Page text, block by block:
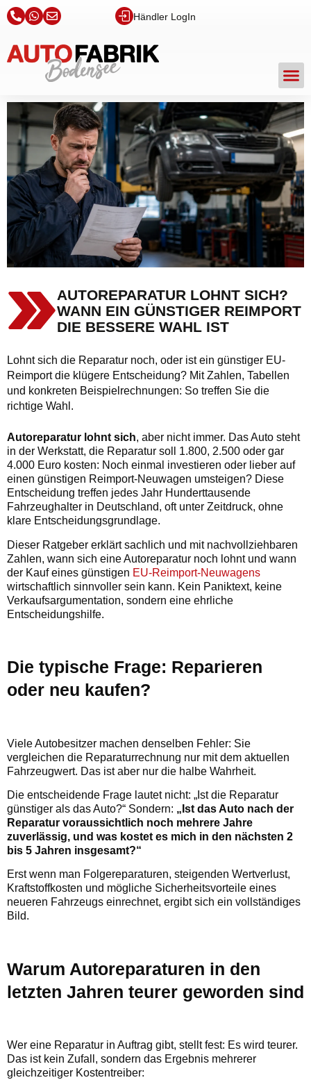
Händler LogIn
AUTOREPARATUR LOHNT SICH?
WANN EIN GÜNSTIGER REIMPORT
DIE BESSERE WAHL IST
Lohnt sich die Reparatur noch, oder ist ein günstiger EU-
Reimport die klügere Entscheidung? Mit Zahlen, Tabellen
und konkreten Beispielrechnungen: So treffen Sie die
richtige Wahl.
Autoreparatur lohnt sich, aber nicht immer. Das Auto steht
in der Werkstatt, die Reparatur soll 1.800, 2.500 oder gar
4.000 Euro kosten: Noch einmal investieren oder lieber auf
einen günstigen Reimport-Neuwagen umsteigen? Diese
Entscheidung treffen jedes Jahr Hunderttausende
Fahrzeughalter in Deutschland, oft unter Zeitdruck, ohne
klare Entscheidungsgrundlage.
Dieser Ratgeber erklärt sachlich und mit nachvollziehbaren
Zahlen, wann sich eine Autoreparatur noch lohnt und wann
der Kauf eines günstigen EU-Reimport-Neuwagens
wirtschaftlich sinnvoller sein kann. Kein Paniktext, keine
Verkaufsargumentation, sondern eine ehrliche
Entscheidungshilfe.
Die typische Frage: Reparieren
oder neu kaufen?
Viele Autobesitzer machen denselben Fehler: Sie
vergleichen die Reparaturrechnung nur mit dem aktuellen
Fahrzeugwert. Das ist aber nur die halbe Wahrheit.
Die entscheidende Frage lautet nicht: „Ist die Reparatur
günstiger als das Auto?“ Sondern: „Ist das Auto nach der
Reparatur voraussichtlich noch mehrere Jahre
zuverlässig, und was kostet es mich in den nächsten 2
bis 5 Jahren insgesamt?“
Erst wenn man Folgereparaturen, steigenden Wertverlust,
Kraftstoffkosten und mögliche Sicherheitsvorteile eines
neueren Fahrzeugs einrechnet, ergibt sich ein vollständiges
Bild.
Warum Autoreparaturen in den
letzten Jahren teurer geworden sind
Wer eine Reparatur in Auftrag gibt, stellt fest: Es wird teurer.
Das ist kein Zufall, sondern das Ergebnis mehrerer
gleichzeitiger Kostentreiber: